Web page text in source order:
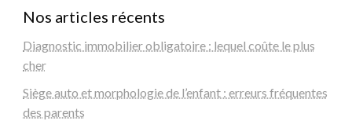
Nos articles récents
Diagnostic immobilier obligatoire : lequel coûte le plus
cher
Siège auto et morphologie de l’enfant : erreurs fréquentes
des parents